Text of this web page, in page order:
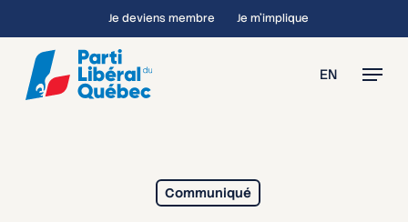
to
main
content
Je deviens membre Je m’implique
EN Menu
Communiqué